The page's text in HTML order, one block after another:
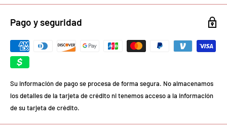
Pago y seguridad
Su información de pago se procesa de forma segura. No almacenamos
los detalles de la tarjeta de crédito ni tenemos acceso a la información
de su tarjeta de crédito.